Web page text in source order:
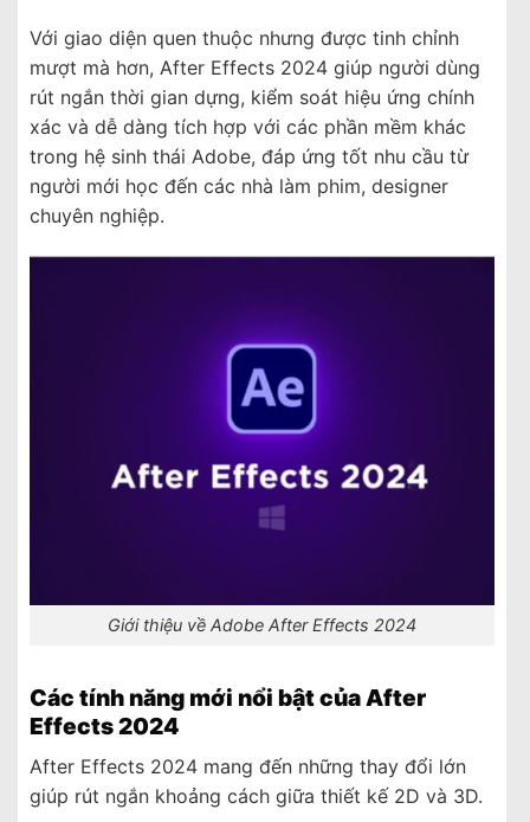
Với giao diện quen thuộc nhưng được tinh chỉnh
mượt mà hơn, After Effects 2024 giúp người dùng
rút ngắn thời gian dựng, kiểm soát hiệu ứng chính
xác và dễ dàng tích hợp với các phần mềm khác
trong hệ sinh thái Adobe, đáp ứng tốt nhu cầu từ
người mới học đến các nhà làm phim, designer
chuyên nghiệp.
Giới thiệu về Adobe After Effects 2024
Các tính năng mới nổi bật của After
Effects 2024
After Effects 2024 mang đến những thay đổi lớn
giúp rút ngắn khoảng cách giữa thiết kế 2D và 3D.